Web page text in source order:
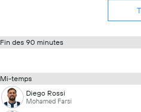
Fin des 90 minutes
Mi-temps
Diego Rossi
Mohamed Farsi